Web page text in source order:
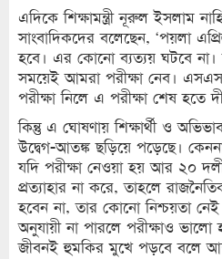
এদিকে শিক্ষামন্ত্রী নূরুল ইসলাম
সাংবাদিকদের বলেছেন, ‘পয়লা
হবে। এর কোনো ব্যত্যয় ঘটবে না।
সময়েই আমরা পরীক্ষা নেব।
পরীক্ষা নিলে এ পরীক্ষা শেষ হতে
কিন্তু এ ঘোষণায় শিক্ষার্থী ও
উদ্বেগ-আতঙ্ক ছড়িয়ে পড়েছে।
যদি পরীক্ষা নেওয়া হয় আর ২০
প্রত্যাহার না করে, তাহলে
হবেন না, তার কোনো নিশ্চয়তা
অনুযায়ী না পারলে পরীক্ষাও
জীবনই হুমকির মুখে পড়বে বলে